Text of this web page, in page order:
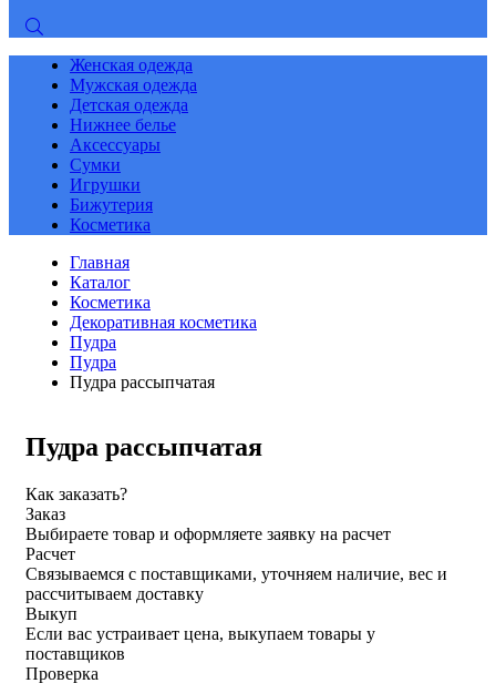
Женская одежда
Мужская одежда
Детская одежда
Нижнее белье
Аксессуары
Сумки
Игрушки
Бижутерия
Косметика
Главная
Каталог
Косметика
Декоративная косметика
Пудра
Пудра
Пудра рассыпчатая
Пудра рассыпчатая
Как заказать?
Заказ
Выбираете товар и оформляете заявку на расчет
Расчет
Связываемся с поставщиками, уточняем наличие, вес и
рассчитываем доставку
Выкуп
Если вас устраивает цена, выкупаем товары у
поставщиков
Проверка